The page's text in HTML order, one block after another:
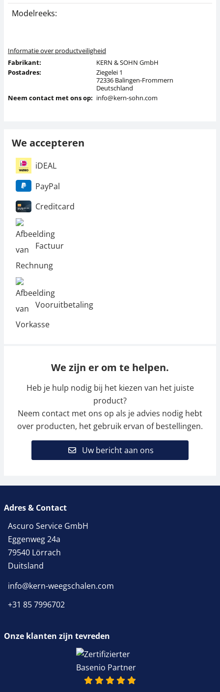
Modelreeks:
Informatie over productveiligheid
Fabrikant:
KERN & SOHN GmbH
Postadres:
Ziegelei 1
72336 Balingen-Frommern
Deutschland
Neem contact met ons op: info@kern-sohn.com
We accepteren
iDEAL
PayPal
Creditcard
Factuur
Vooruitbetaling
We zijn er om te helpen.
Heb je hulp nodig bij het kiezen van het juiste
product?
Neem contact met ons op als je advies nodig hebt
over producten, het gebruik ervan of bestellingen.
Uw bericht aan ons
Adres & Contact
Ascuro Service GmbH
Eggenweg 24a
79540 Lörrach
Duitsland
info@kern-weegschalen.com
+31 85 7996702
Onze klanten zijn tevreden